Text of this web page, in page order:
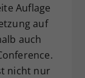
Auflage
auf
auch
nicht nur